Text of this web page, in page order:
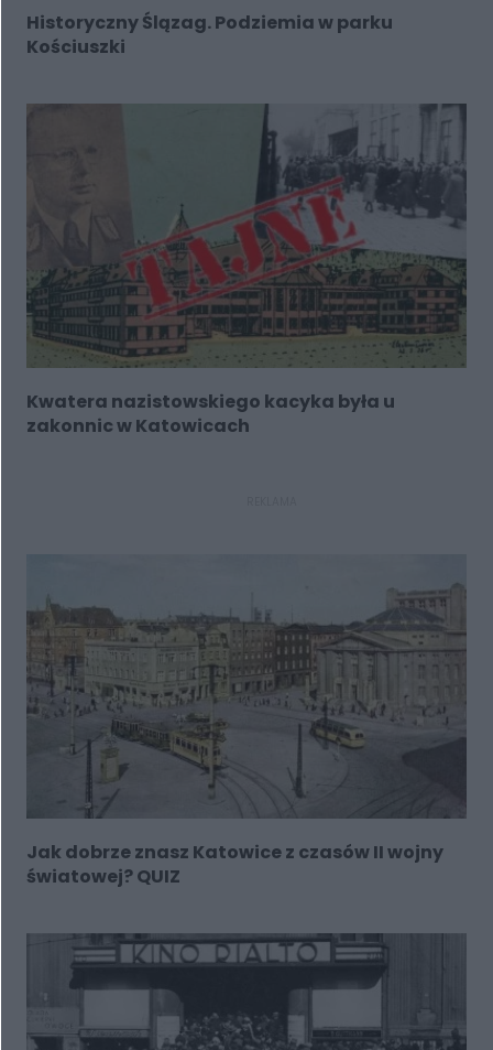
Historyczny Ślązag. Podziemia w parku
Kościuszki
Kwatera nazistowskiego kacyka była u
zakonnic w Katowicach
Jak dobrze znasz Katowice z czasów II wojny
światowej? QUIZ